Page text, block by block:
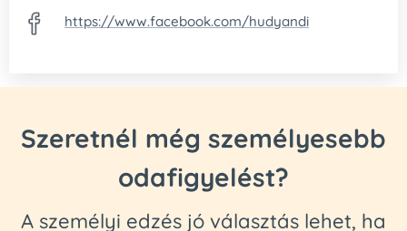
https://www.facebook.com/hudyandi
Szeretnél még személyesebb
odafigyelést?
A személyi edzés jó választás lehet, ha